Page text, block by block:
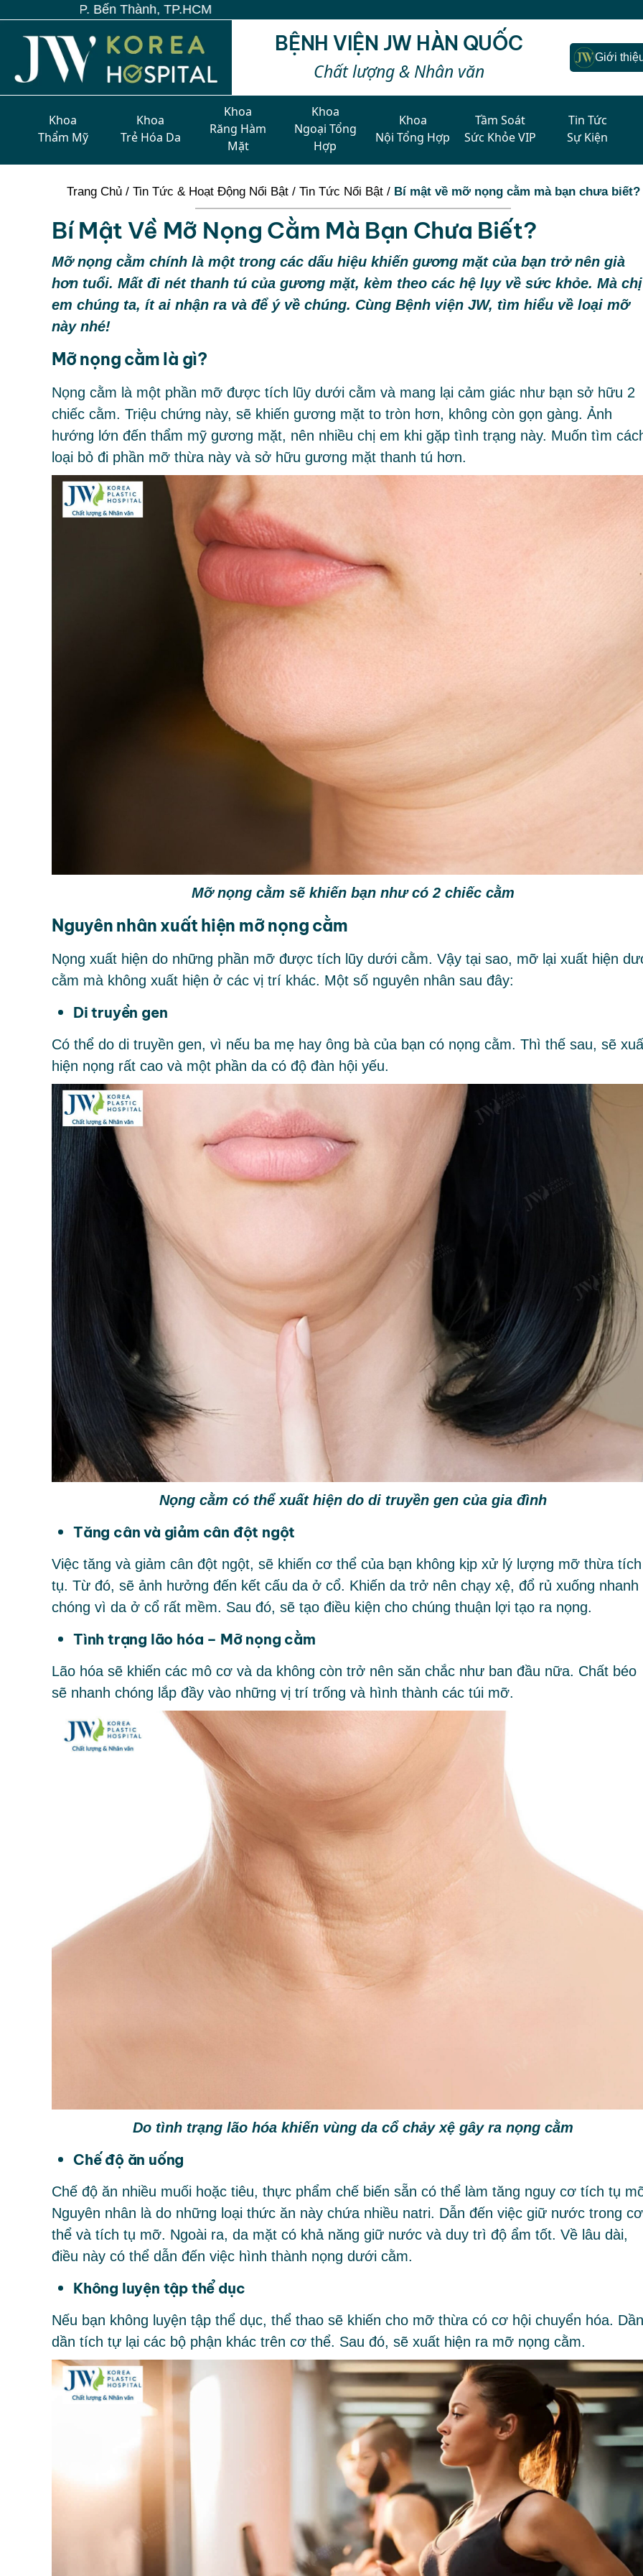
BỆNH VIỆN JW HÀN QUỐC
Chất lượng & Nhân văn
Giới
Khoa
Thẩm Mỹ
Khoa
Trẻ Hóa Da
Khoa
Răng Hàm
Mặt
Khoa
Ngoại Tổng
Hợp
Khoa
Nội Tổng Hợp
Tầm Soát
Sức Khỏe VIP
Tin Tức
Sự Kiện
Trang Chủ/ Tin Tức & Hoạt Động Nổi Bật/ Tin Tức Nổi Bật/ Bí mật về mỡ nọng cằm mà bạn chưa biết?
Bí Mật Về Mỡ Nọng Cằm Mà Bạn Chưa Biết?
Mỡ nọng cằm chính là một trong các dấu hiệu khiến gương mặt của bạn trở nên già
hơn tuổi. Mất đi nét thanh tú của gương mặt, kèm theo các hệ lụy về sức khỏe. Mà chị
em chúng ta, ít ai nhận ra và để ý về chúng. Cùng Bệnh viện JW, tìm hiểu về loại mỡ
này nhé!
Mỡ nọng cằm là gì?
Nọng cằm là một phần mỡ được tích lũy dưới cằm và mang lại cảm giác như bạn sở hữu 2
chiếc cằm. Triệu chứng này, sẽ khiến gương mặt to tròn hơn, không còn gọn gàng. Ảnh
hướng lớn đến thẩm mỹ gương mặt, nên nhiều chị em khi gặp tình trạng này. Muốn tìm
loại bỏ đi phần mỡ thừa này và sở hữu gương mặt thanh tú hơn.
Mỡ nọng cằm sẽ khiến bạn như có 2 chiếc cằm
Nguyên nhân xuất hiện mỡ nọng cằm
Nọng xuất hiện do những phần mỡ được tích lũy dưới cằm. Vậy tại sao, mỡ lại xuất hiện
cằm mà không xuất hiện ở các vị trí khác. Một số nguyên nhân sau đây:
Di truyền gen
Có thể do di truyền gen, vì nếu ba mẹ hay ông bà của bạn có nọng cằm. Thì thế sau, sẽ
hiện nọng rất cao và một phần da có độ đàn hội yếu.
Nọng cằm có thể xuất hiện do di truyền gen của gia đình
Tăng cân và giảm cân đột ngột
Việc tăng và giảm cân đột ngột, sẽ khiến cơ thể của bạn không kịp xử lý lượng mỡ thừa tích
tụ. Từ đó, sẽ ảnh hưởng đến kết cấu da ở cổ. Khiến da trở nên chạy xệ, đổ rủ xuống nhanh
chóng vì da ở cổ rất mềm. Sau đó, sẽ tạo điều kiện cho chúng thuận lợi tạo ra nọng.
Tình trạng lão hóa – Mỡ nọng cằm
Lão hóa sẽ khiến các mô cơ và da không còn trở nên săn chắc như ban đầu nữa. Chất béo
sẽ nhanh chóng lắp đầy vào những vị trí trống và hình thành các túi mỡ.
Do tình trạng lão hóa khiến vùng da cổ chảy xệ gây ra nọng cằm
Chế độ ăn uống
Chế độ ăn nhiều muối hoặc tiêu, thực phẩm chế biến sẵn có thể làm tăng nguy cơ tích tụ
Nguyên nhân là do những loại thức ăn này chứa nhiều natri. Dẫn đến việc giữ nước trong cơ
thể và tích tụ mỡ. Ngoài ra, da mặt có khả năng giữ nước và duy trì độ ẩm tốt. Về lâu dài,
điều này có thể dẫn đến việc hình thành nọng dưới cằm.
Không luyện tập thể dục
Nếu bạn không luyện tập thể dục, thể thao sẽ khiến cho mỡ thừa có cơ hội chuyển hóa. Dần
dần tích tự lại các bộ phận khác trên cơ thể. Sau đó, sẽ xuất hiện ra mỡ nọng cằm.